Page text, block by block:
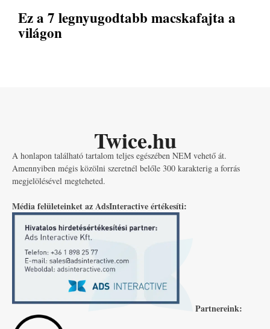
Ez a 7 legnyugodtabb macskafajta a
világon
Twice.hu
A honlapon található tartalom teljes egészében NEM vehető át.
Amennyiben mégis közölni szeretnél belőle 300 karakterig a forrás
megjelölésével megteheted.
Média felületeinket az AdsInteractive értékesíti:
Partnereink: